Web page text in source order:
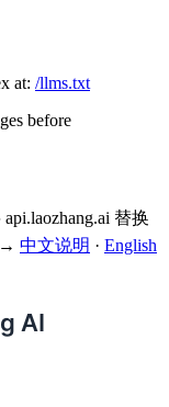
at: /llms.txt
before
替换
中文说明 · English